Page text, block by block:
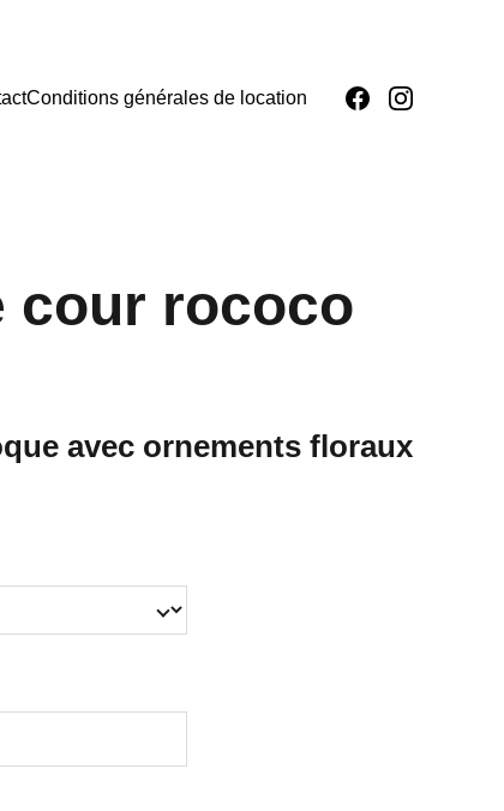
Conditions générales de location
cour rococo
avec ornements floraux